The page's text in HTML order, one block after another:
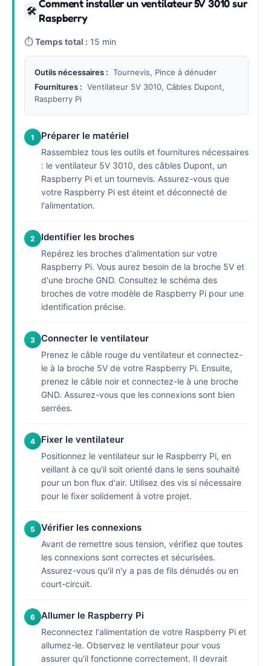
🛠
Comment installer un ventilateur 5V 3010 sur
Raspberry
⏱Temps total : 15 min
Outils nécessaires : Tournevis, Pince à dénuder
Fournitures : Ventilateur 5V 3010, Câbles Dupont,
Raspberry Pi
1 Préparer le matériel
Rassemblez tous les outils et fournitures nécessaires
: le ventilateur 5V 3010, des câbles Dupont, un
Raspberry Pi et un tournevis. Assurez-vous que
votre Raspberry Pi est éteint et déconnecté de
l'alimentation.
2 Identifier les broches
Repérez les broches d'alimentation sur votre
Raspberry Pi. Vous aurez besoin de la broche 5V et
d'une broche GND. Consultez le schéma des
broches de votre modèle de Raspberry Pi pour une
identification précise.
3 Connecter le ventilateur
Prenez le câble rouge du ventilateur et connectez-
le à la broche 5V de votre Raspberry Pi. Ensuite,
prenez le câble noir et connectez-le à une broche
GND. Assurez-vous que les connexions sont bien
serrées.
4 Fixer le ventilateur
Positionnez le ventilateur sur le Raspberry Pi, en
veillant à ce qu'il soit orienté dans le sens souhaité
pour un bon flux d'air. Utilisez des vis si nécessaire
pour le fixer solidement à votre projet.
5 Vérifier les connexions
Avant de remettre sous tension, vérifiez que toutes
les connexions sont correctes et sécurisées.
Assurez-vous qu'il n'y a pas de fils dénudés ou en
court-circuit.
6 Allumer le Raspberry Pi
Reconnectez l'alimentation de votre Raspberry Pi et
allumez-le. Observez le ventilateur pour vous
assurer qu'il fonctionne correctement. Il devrait